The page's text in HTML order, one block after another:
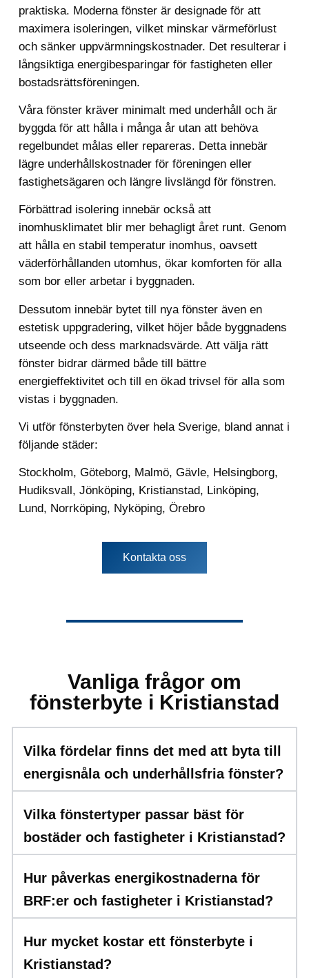
praktiska. Moderna fönster är designade för att
maximera isoleringen, vilket minskar värmeförlust
och sänker uppvärmningskostnader. Det resulterar i
långsiktiga energibesparingar för fastigheten eller
bostadsrättsföreningen.
Våra fönster kräver minimalt med underhåll och är
byggda för att hålla i många år utan att behöva
regelbundet målas eller repareras. Detta innebär
lägre underhållskostnader för föreningen eller
fastighetsägaren och längre livslängd för fönstren.
Förbättrad isolering innebär också att
inomhusklimatet blir mer behagligt året runt. Genom
att hålla en stabil temperatur inomhus, oavsett
väderförhållanden utomhus, ökar komforten för alla
som bor eller arbetar i byggnaden.
Dessutom innebär bytet till nya fönster även en
estetisk uppgradering, vilket höjer både byggnadens
utseende och dess marknadsvärde. Att välja rätt
fönster bidrar därmed både till bättre
energieffektivitet och till en ökad trivsel för alla som
vistas i byggnaden.
Vi utför fönsterbyten över hela Sverige, bland annat i
följande städer:
Stockholm, Göteborg, Malmö, Gävle, Helsingborg,
Hudiksvall , Jönköping, Kristianstad, Linköping,
Lund, Norrköping, Nyköping, Örebro
Kontakta oss
Vanliga frågor om
fönsterbyte i Kristianstad
Vilka fördelar finns det med att byta till
energisnåla och underhållsfria fönster?
Vilka fönstertyper passar bäst för
bostäder och fastigheter i Kristianstad?
Hur påverkas energikostnaderna för
BRF:er och fastigheter i Kristianstad?
Hur mycket kostar ett fönsterbyte i
Kristianstad?